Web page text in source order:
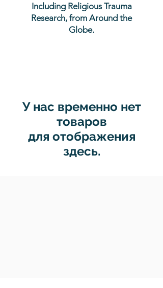
Including Religious Trauma
Research, from Around the
Globe.
У нас временно нет
товаров
для отображения
здесь.